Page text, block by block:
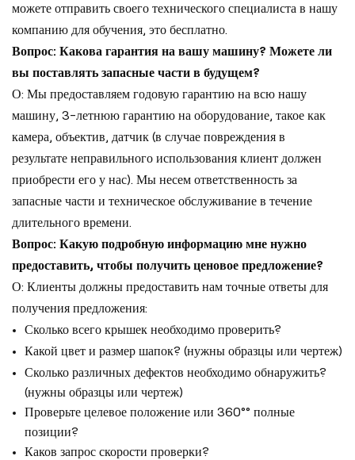
можете отправить своего технического специалиста в нашу
компанию для обучения, это бесплатно.
Вопрос: Какова гарантия на вашу машину? Можете ли
вы поставлять запасные части в будущем?
О: Мы предоставляем годовую гарантию на всю нашу
машину, 3-летнюю гарантию на оборудование, такое как
камера, объектив, датчик (в случае повреждения в
результате неправильного использования клиент должен
приобрести его у нас). Мы несем ответственность за
запасные части и техническое обслуживание в течение
длительного времени.
Вопрос: Какую подробную информацию мне нужно
предоставить, чтобы получить ценовое предложение?
О: Клиенты должны предоставить нам точные ответы для
получения предложения:
Сколько всего крышек необходимо проверить?
Какой цвет и размер шапок? (нужны образцы или чертеж)
Сколько различных дефектов необходимо обнаружить?
(нужны образцы или чертеж)
Проверьте целевое положение или 360°° полные
позиции?
Каков запрос скорости проверки?